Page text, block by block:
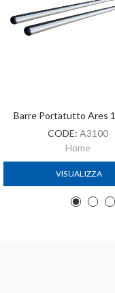
Barre Portatutto Ares
CODE: A3100
Home
VISUALIZZA